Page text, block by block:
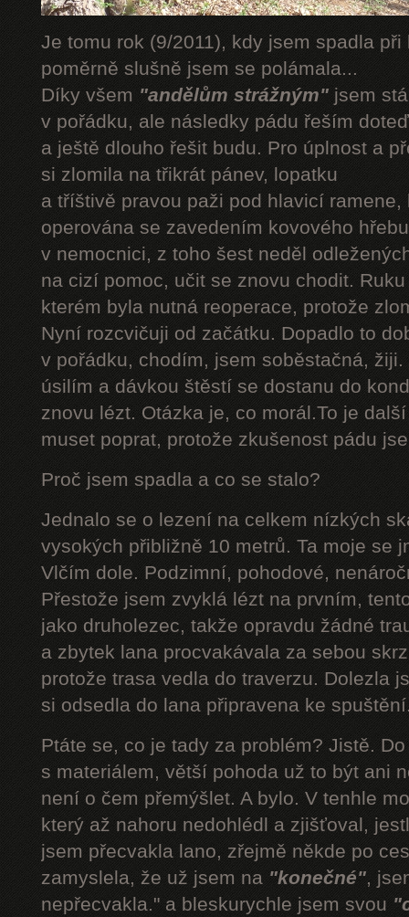
Je tomu rok (9/2011), kdy jsem spadla
poměrně slušně jsem se polámala...
Díky všem "andělům strážným" jsem
v pořádku, ale následky pádu řeším doteď
a ještě dlouho řešit budu. Pro úplnost a
si zlomila na třikrát pánev, lopatku
a tříštivě pravou paži pod hlavicí ramene,
operována se zavedením kovového
v nemocnici, z toho šest neděl
na cizí pomoc, učit se znovu chodit.
kterém byla nutná reoperace, protože
Nyní rozcvičuji od začátku. Dopadlo to
v pořádku, chodím, jsem soběstačná,
úsilím a dávkou štěstí se dostanu do
znovu lézt. Otázka je, co morál.To je
muset poprat, protože zkušenost pádu
Proč jsem spadla a co se stalo?
Jednalo se o lezení na celkem nízkých
vysokých přibližně 10 metrů. Ta moje se
Vlčím dole. Podzimní, pohodové,
Přestože jsem zvyklá lézt na prvním,
jako druholezec, takže opravdu žádné
a zbytek lana procvakávala za sebou
protože trasa vedla do traverzu. Dolezla
si odsedla do lana připravena ke
Ptáte se, co je tady za problém? Jistě.
s materiálem, větší pohoda už to být ani
není o čem přemýšlet. A bylo. V tenhle
který až nahoru nedohlédl a zjišťoval,
jsem přecvakla lano, zřejmě někde po
zamyslela, že už jsem na "konečné",
nepřecvakla." a bleskurychle jsem svou